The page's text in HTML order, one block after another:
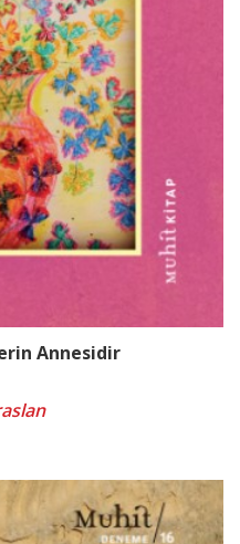
Annesidir